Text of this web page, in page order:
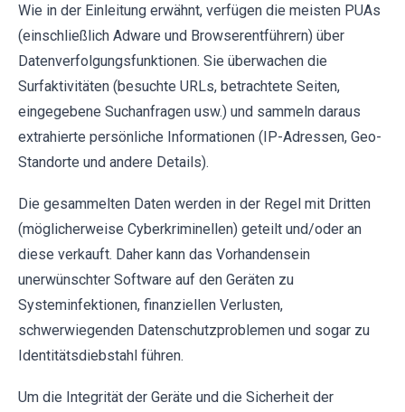
Wie in der Einleitung erwähnt, verfügen die meisten PUAs
(einschließlich Adware und Browserentführern) über
Datenverfolgungsfunktionen. Sie überwachen die
Surfaktivitäten (besuchte URLs, betrachtete Seiten,
eingegebene Suchanfragen usw.) und sammeln daraus
extrahierte persönliche Informationen (IP-Adressen, Geo-
Standorte und andere Details).
Die gesammelten Daten werden in der Regel mit Dritten
(möglicherweise Cyberkriminellen) geteilt und/oder an
diese verkauft. Daher kann das Vorhandensein
unerwünschter Software auf den Geräten zu
Systeminfektionen, finanziellen Verlusten,
schwerwiegenden Datenschutzproblemen und sogar zu
Identitätsdiebstahl führen.
Um die Integrität der Geräte und die Sicherheit der